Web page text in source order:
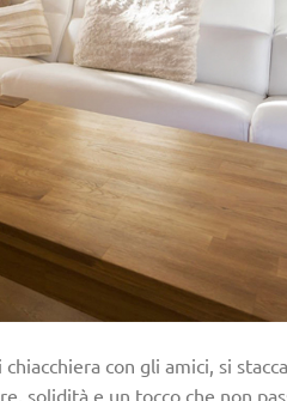
con gli amici, si
solidità e un tocco che non